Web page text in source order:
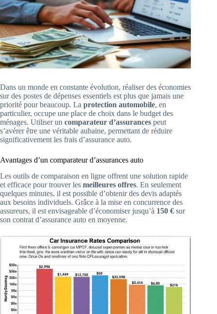
Dans un monde en constante évolution, réaliser des économies
sur des postes de dépenses essentiels est plus que jamais une
priorité pour beaucoup. La protection automobile, en
particulier, occupe une place de choix dans le budget des
ménages. Utiliser un comparateur d’assurances peut
s’avérer être une véritable aubaine, permettant de réduire
significativement les frais d’assurance auto.
Avantages d’un comparateur d’assurances auto
Les outils de comparaison en ligne offrent une solution rapide
et efficace pour trouver les meilleures offres. En seulement
quelques minutes, il est possible d’obtenir des devis adaptés
aux besoins individuels. Grâce à la mise en concurrence des
assureurs, il est envisageable d’économiser jusqu’à 150 € sur
son contrat d’assurance auto en moyenne.